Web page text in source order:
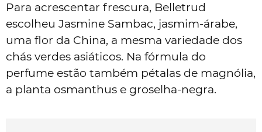
Para acrescentar frescura, Belletrud
escolheu Jasmine Sambac, jasmim-árabe,
uma flor da China, a mesma variedade dos
chás verdes asiáticos. Na fórmula do
perfume estão também pétalas de magnólia,
a planta osmanthus e groselha-negra.